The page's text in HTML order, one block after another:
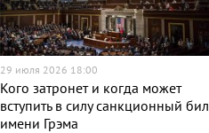
29 июля 2026 18:00
Кого затронет и когда может
вступить в силу санкционный
имени Грэма